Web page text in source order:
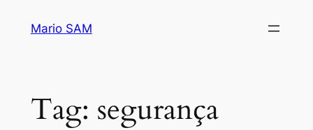
Mario SAM
Tag: segurança